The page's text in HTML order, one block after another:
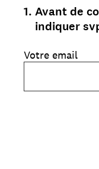
1. Avant de
indiquer
Votre email